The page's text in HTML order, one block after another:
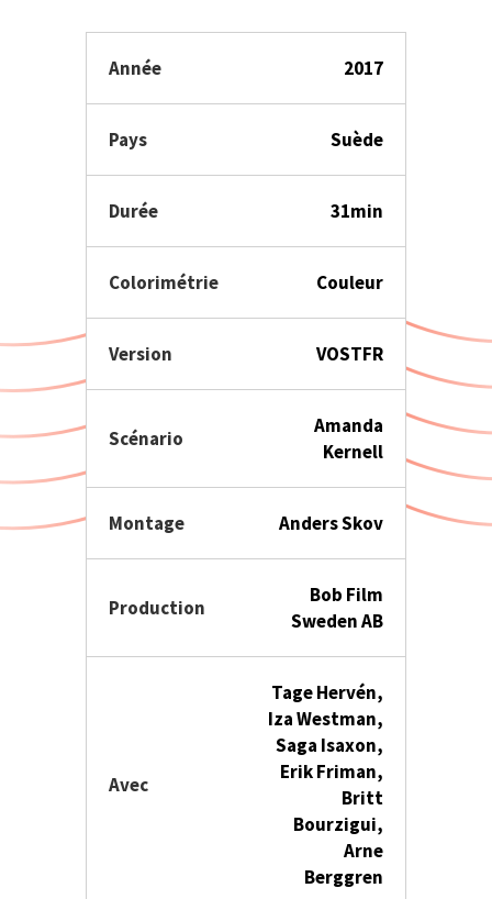
Année 2017
Pays Suède
Durée 31min
Colorimétrie Couleur
Version VOSTFR
Scénario
Amanda
Kernell
Montage Anders Skov
Production
Bob Film
Sweden AB
Avec
Tage Hervén,
Iza Westman,
Saga Isaxon,
Erik Friman,
Britt
Bourzigui,
Arne
Berggren